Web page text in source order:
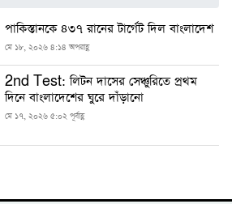
পাকিস্তানকে ৪৩৭ রানের টার্গেট দিল বাংলাদেশ
মে ১৮, ২০২৬ ৪:১৪ অপরাহ্ণ
2nd Test: লিটন দাসের সেঞ্চুরিতে প্রথম
দিনে বাংলাদেশের ঘুরে দাঁড়ানো
মে ১৭, ২০২৬ ৫:০২ পূর্বাহ্ণ